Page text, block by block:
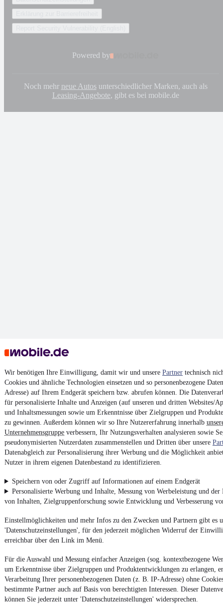
Wir benötigen Ihre Einwilligung, damit wir und unsere Partner technisch
Cookies und ähnliche Technologien einsetzen und so personenbezogene
Adresse) auf Ihrem Endgerät speichern bzw. abrufen können. Die
für personalisierte Inhalte und Anzeigen (auf unseren und dritten Websites/
und Inhaltsmessungen sowie um Erkenntnisse über Zielgruppen und
zu gewinnen. Außerdem können wir so Ihre Nutzererfahrung innerhalb
Unternehmensgruppe verbessern, Ihr Nutzungsverhalten analysieren sowie
pseudonymisierten Nutzerdaten zusammenstellen und Dritten über unsere
Datenabgleich zur Personalisierung ihrer Werbung und die Möglichkeit
Nutzer in ihrem eigenen Datenbestand zu identifizieren.
Speichern von oder Zugriff auf Informationen auf einem Endgerät
Personalisierte Werbung und Inhalte, Messung von Werbeleistung und der
von Inhalten, Zielgruppenforschung sowie Entwicklung und Verbesserung
Einstellmöglichkeiten und mehr Infos zu den Zwecken und Partnern gibt es
'Datenschutzeinstellungen', für den jederzeit möglichen Widerruf der
erreichbar über den Link im Menü.
Für die Auswahl und Messung einfacher Anzeigen (sog. kontextbezogene
um Erkenntnisse über Zielgruppen und Produktentwicklungen zu erlangen,
Verarbeitung Ihrer personenbezogenen Daten (z. B. IP-Adresse) ohne
bestimmte Partner auch auf Basis von berechtigten Interessen. Dieser
können Sie jederzeit unter 'Datenschutzeinstellungen' widersprechen.
Powered by
Noch mehr neue Autosunterschiedlicher Marken, auch als
Leasing-Angebote, gibt es bei mobile.de